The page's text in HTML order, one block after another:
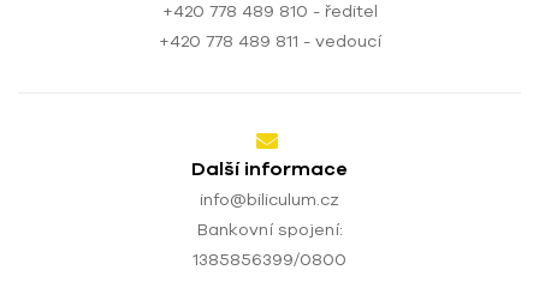
+420 778 489 810 - ředitel
+420 778 489 811 - vedoucí
Další informace
info@biliculum.cz
Bankovní spojení:
1385856399/0800